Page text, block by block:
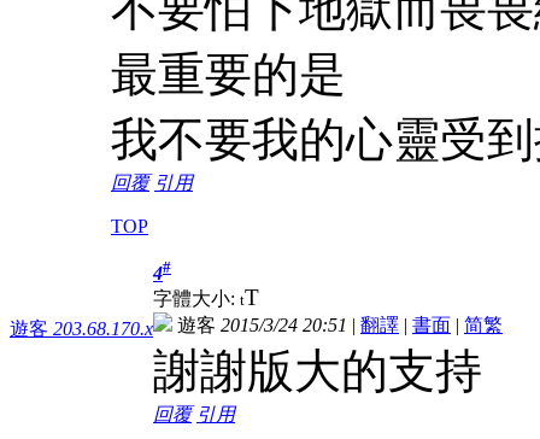
最重要的是
我不要我的心靈受
回覆 引用
TOP
遊客 203.68.170.x
4#
字體大小: tT
遊客 2015/3/24 20:51 | 翻譯 | 書面 | 简繁
謝謝版大的支持
回覆 引用